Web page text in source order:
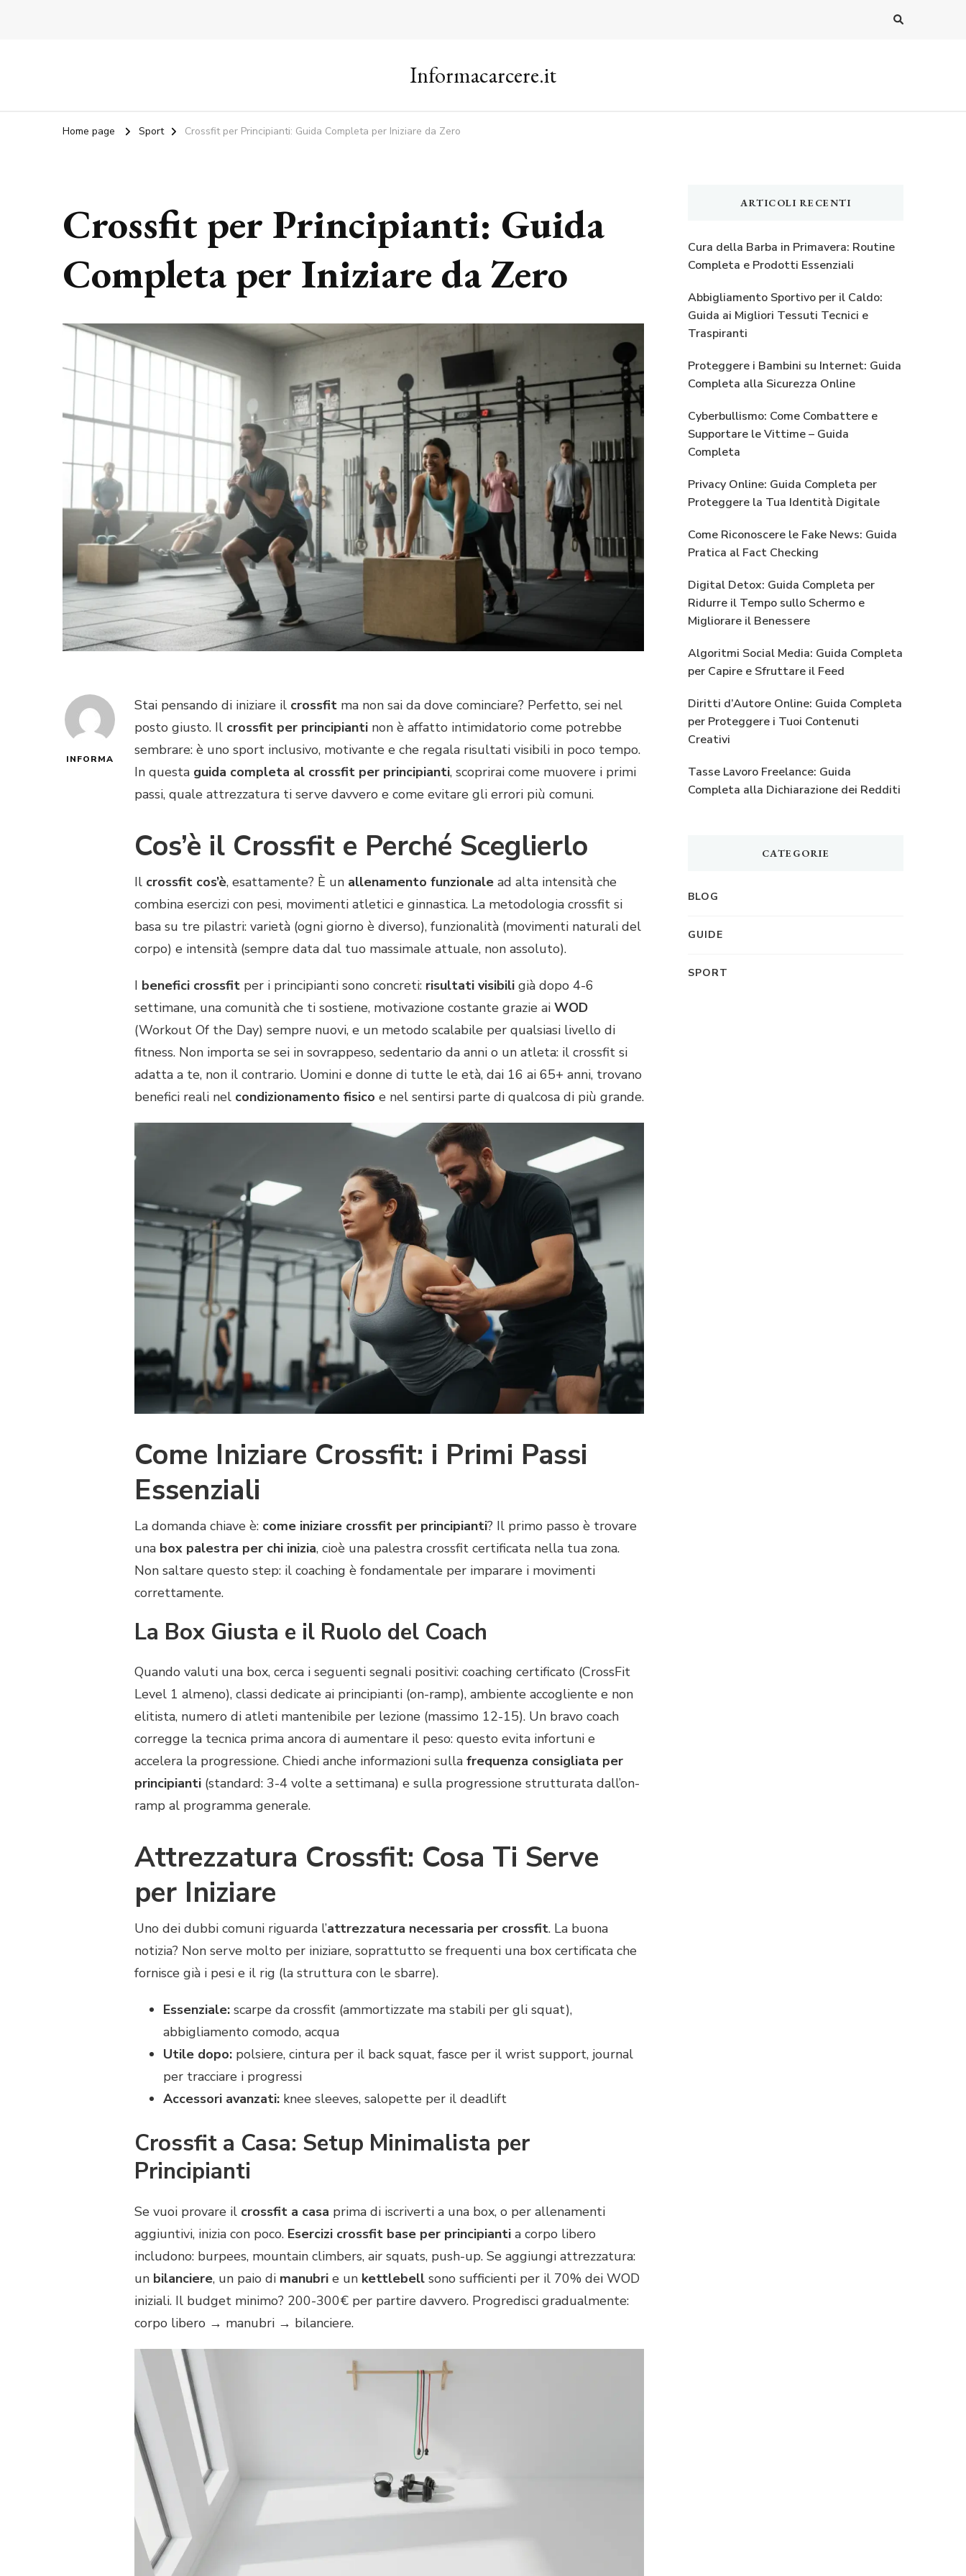
Informacarcere.it
Home page Sport Crossfit per Principianti: Guida Completa per Iniziare da Zero
Crossfit per Principianti: Guida
Completa per Iniziare da Zero
INFORMA
Stai pensando di iniziare il crossfit ma non sai da dove cominciare? Perfetto, sei nel
posto giusto. Il crossfit per principianti non è affatto intimidatorio come potrebbe
sembrare: è uno sport inclusivo, motivante e che regala risultati visibili in poco tempo.
In questa guida completa al crossfit per principianti, scoprirai come muovere i primi
passi, quale attrezzatura ti serve davvero e come evitare gli errori più comuni.
Cos’è il Crossfit e Perché Sceglierlo
Il crossfit cos’è, esattamente? È un allenamento funzionale ad alta intensità che
combina esercizi con pesi, movimenti atletici e ginnastica. La metodologia crossfit si
basa su tre pilastri: varietà (ogni giorno è diverso), funzionalità (movimenti naturali del
corpo) e intensità (sempre data dal tuo massimale attuale, non assoluto).
I benefici crossfit per i principianti sono concreti: risultati visibili già dopo 4-6
settimane, una comunità che ti sostiene, motivazione costante grazie ai WOD
(Workout Of the Day) sempre nuovi, e un metodo scalabile per qualsiasi livello di
fitness. Non importa se sei in sovrappeso, sedentario da anni o un atleta: il crossfit si
adatta a te, non il contrario. Uomini e donne di tutte le età, dai 16 ai 65+ anni, trovano
benefici reali nel condizionamento fisico e nel sentirsi parte di qualcosa di più grande.
Come Iniziare Crossfit: i Primi Passi
Essenziali
La domanda chiave è: come iniziare crossfit per principianti? Il primo passo è trovare
una box palestra per chi inizia, cioè una palestra crossfit certificata nella tua zona.
Non saltare questo step: il coaching è fondamentale per imparare i movimenti
correttamente.
La Box Giusta e il Ruolo del Coach
Quando valuti una box, cerca i seguenti segnali positivi: coaching certificato (CrossFit
Level 1 almeno), classi dedicate ai principianti (on-ramp), ambiente accogliente e non
elitista, numero di atleti mantenibile per lezione (massimo 12-15). Un bravo coach
corregge la tecnica prima ancora di aumentare il peso: questo evita infortuni e
accelera la progressione. Chiedi anche informazioni sulla frequenza consigliata per
principianti (standard: 3-4 volte a settimana) e sulla progressione strutturata dall’on-
ramp al programma generale.
Attrezzatura Crossfit: Cosa Ti Serve
per Iniziare
Uno dei dubbi comuni riguarda l’attrezzatura necessaria per crossfit. La buona
notizia? Non serve molto per iniziare, soprattutto se frequenti una box certificata che
fornisce già i pesi e il rig (la struttura con le sbarre).
Essenziale: scarpe da crossfit (ammortizzate ma stabili per gli squat),
abbigliamento comodo, acqua
Utile dopo: polsiere, cintura per il back squat, fasce per il wrist support, journal
per tracciare i progressi
Accessori avanzati: knee sleeves, salopette per il deadlift
Crossfit a Casa: Setup Minimalista per
Principianti
Se vuoi provare il crossfit a casa prima di iscriverti a una box, o per allenamenti
aggiuntivi, inizia con poco. Esercizi crossfit base per principianti a corpo libero
includono: burpees, mountain climbers, air squats, push-up. Se aggiungi attrezzatura:
un bilanciere, un paio di manubri e un kettlebell sono sufficienti per il 70% dei WOD
iniziali. Il budget minimo? 200-300€ per partire davvero. Progredisci gradualmente:
corpo libero → manubri → bilanciere.
ARTICOLI RECENTI
Cura della Barba in Primavera: Routine
Completa e Prodotti Essenziali
Abbigliamento Sportivo per il Caldo:
Guida ai Migliori Tessuti Tecnici e
Traspiranti
Proteggere i Bambini su Internet: Guida
Completa alla Sicurezza Online
Cyberbullismo: Come Combattere e
Supportare le Vittime – Guida
Completa
Privacy Online: Guida Completa per
Proteggere la Tua Identità Digitale
Come Riconoscere le Fake News: Guida
Pratica al Fact Checking
Digital Detox: Guida Completa per
Ridurre il Tempo sullo Schermo e
Migliorare il Benessere
Algoritmi Social Media: Guida Completa
per Capire e Sfruttare il Feed
Diritti d’Autore Online: Guida Completa
per Proteggere i Tuoi Contenuti
Creativi
Tasse Lavoro Freelance: Guida
Completa alla Dichiarazione dei Redditi
CATEGORIE
BLOG
GUIDE
SPORT